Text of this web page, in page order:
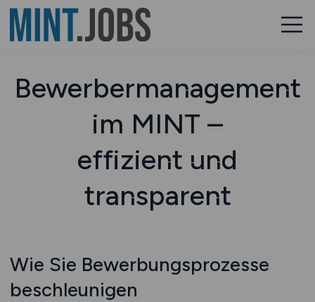
Bewerbermanagement
im MINT –
effizient und
transparent
Wie Sie Bewerbungsprozesse
beschleunigen